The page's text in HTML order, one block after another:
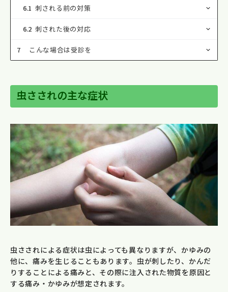
6.1 刺される前の対策
6.2 刺された後の対応
7 こんな場合は受診を
虫さされの主な症状
虫さされによる症状は虫によっても異なりますが、かゆみの
他に、痛みを生じることもあります。虫が刺したり、かんだ
りすることによる痛みと、その際に注入された物質を原因と
する痛み・かゆみが想定されます。